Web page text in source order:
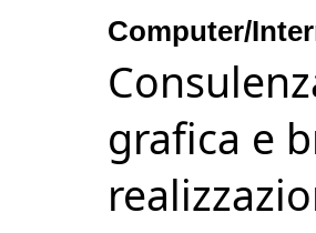
Computer/
grafica e